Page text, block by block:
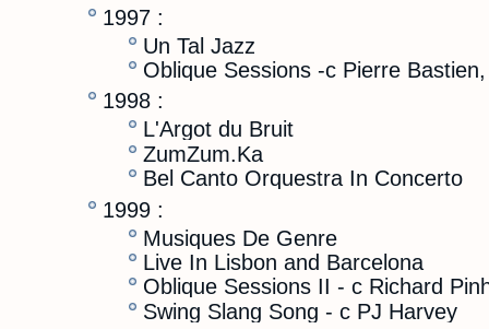
1997 :
Un Tal Jazz
Oblique Sessions -с Pierre
1998 :
L'Argot du Bruit
ZumZum.Ka
Bel Canto Orquestra In Concerto
1999 :
Musiques De Genre
Live In Lisbon and Barcelona
Oblique Sessions II - с Richard
Swing Slang Song - c PJ Harvey